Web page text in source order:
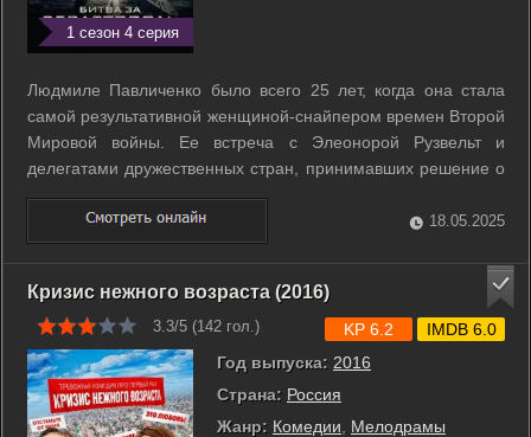
1 сезон 4 серия
Людмиле Павличенко было всего 25 лет, когда она стала
самой результативной женщиной-снайпером времен Второй
Мировой войны. Ее встреча с Элеонорой Рузвельт и
делегатами дружественных стран, принимавших решение о
помощи Советскому Союзу, стала переломной для хода
всей войны. ...
18.05.2025
Кризис нежного возраста (2016)
3.3/5 (142 гол.)
Год выпуска: 2016
Страна: Россия
Жанр: Комедии
Мелодрамы
KP 6.2 IMDB 6.0